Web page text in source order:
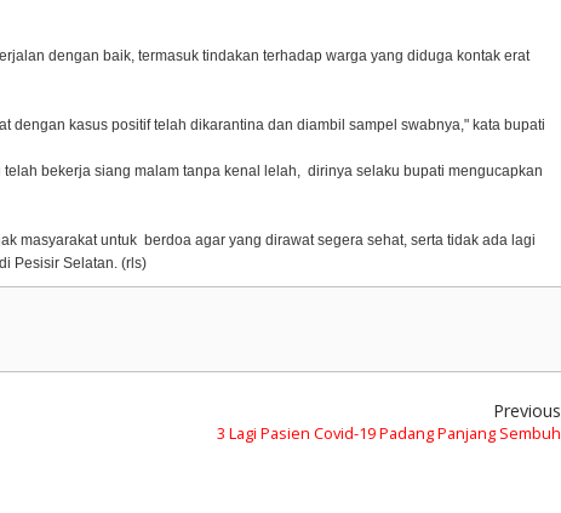
dengan baik, termasuk tindakan terhadap warga yang diduga kontak erat
dengan kasus positif telah dikarantina dan diambil sampel swabnya," kata bupati
telah bekerja siang malam tanpa kenal lelah, dirinya selaku bupati mengucapkan
masyarakat untuk berdoa agar yang dirawat segera sehat, serta tidak ada lagi
Pesisir Selatan. (rls)
Previous
3 Lagi Pasien Covid-19 Padang Panjang Sembuh
Ridwan Kamil,
Doakan Eril Syahid